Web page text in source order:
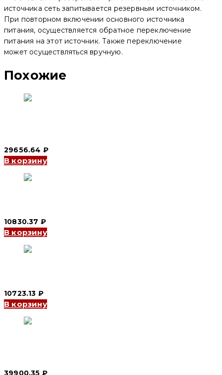
источника сеть запитывается резервным источником.
При повторном включении основного источника
питания, осуществляется обратное переключение
питания на этот источник. Также переключение
может осуществляться вручную.
Похожие
29656.64 ₽
В корзину
10830.37 ₽
В корзину
10723.13 ₽
В корзину
39900.35 ₽